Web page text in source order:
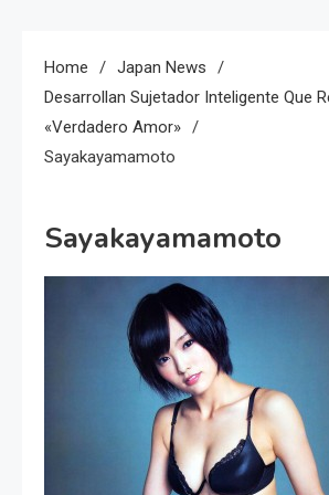
Home
Japan News
Desarrollan Sujetador Inteligente Que
«verdadero Amor»
Sayakayamamoto
Sayakayamamoto